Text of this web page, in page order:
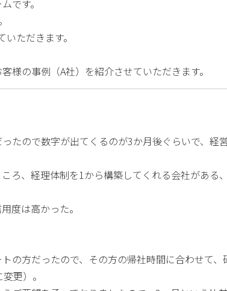
です。
ただきます。
様の事例（A社）を紹介させていただきます。
たので数字が出てくるのが3か月後ぐらいで、経
ろ、経理体制を1から構築してくれる会社がある
度は高かった。
の方だったので、その方の帰社時間に合わせて
更）。